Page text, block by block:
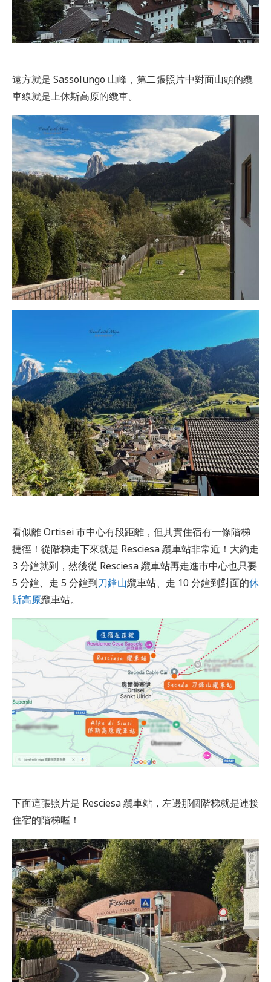
遠方就是 Sassolungo 山峰，第二張照片中對面山頭的纜
車線就是上休斯高原的纜車。
看似離 Ortisei 市中心有段距離，但其實住宿有一條階梯
捷徑！從階梯走下來就是 Resciesa 纜車站非常近！大約走
3 分鐘就到，然後從 Resciesa 纜車站再走進市中心也只要
5 分鐘、走 5 分鐘到刀鋒山纜車站、走 10 分鐘到對面的休
斯高原纜車站。
下面這張照片是 Resciesa 纜車站，左邊那個階梯就是連接
住宿的階梯喔！